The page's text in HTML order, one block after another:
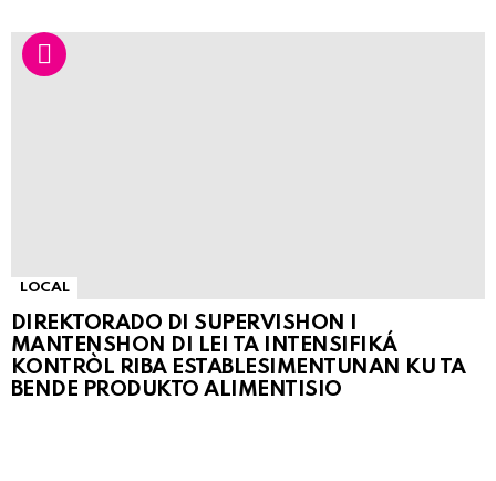
LOCAL
DIREKTORADO DI SUPERVISHON I
MANTENSHON DI LEI TA INTENSIFIKÁ
KONTRÒL RIBA ESTABLESIMENTUNAN KU TA
BENDE PRODUKTO ALIMENTISIO